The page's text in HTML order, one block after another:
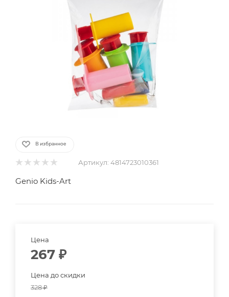
В избранное
Артикул: 4814723010361
Genio Kids-Art
Цена
267 ₽
Цена до скидки
328₽